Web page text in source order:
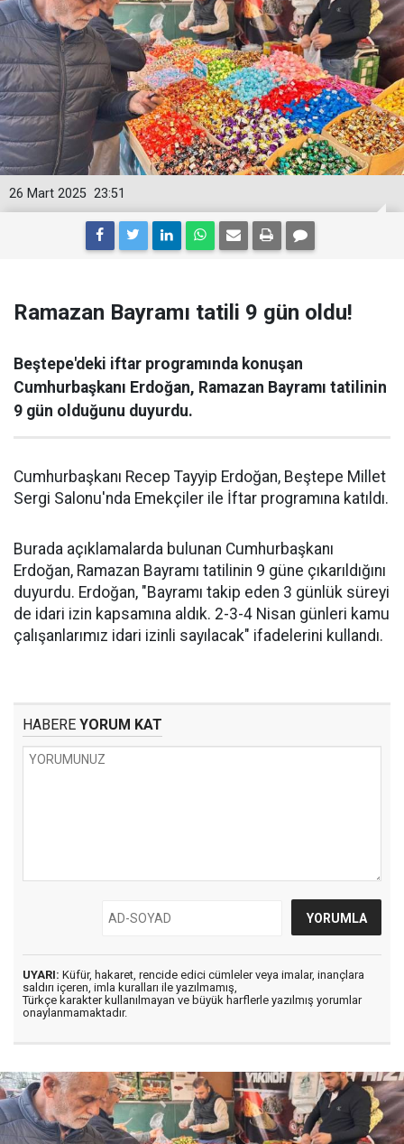
23:51
26 Mart 2025
Ramazan Bayramı tatili 9 gün oldu!
Beştepe'deki iftar programında konuşan
Cumhurbaşkanı Erdoğan, Ramazan Bayramı tatilinin
9 gün olduğunu duyurdu.
Cumhurbaşkanı Recep Tayyip Erdoğan, Beştepe Millet
Sergi Salonu'nda Emekçiler ile İftar programına katıldı.
Burada açıklamalarda bulunan Cumhurbaşkanı
Erdoğan, Ramazan Bayramı tatilinin 9 güne çıkarıldığını
duyurdu. Erdoğan, "Bayramı takip eden 3 günlük süreyi
de idari izin kapsamına aldık. 2-3-4 Nisan günleri kamu
çalışanlarımız idari izinli sayılacak" ifadelerini kullandı.
HABERE YORUM KAT
UYARI: Küfür, hakaret, rencide edici cümleler veya imalar, inançlara
saldırı içeren, imla kuralları ile yazılmamış,
Türkçe karakter kullanılmayan ve büyük harflerle yazılmış yorumlar
onaylanmamaktadır.